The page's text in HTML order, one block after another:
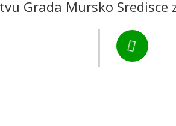

Grada Mursko Sredisce